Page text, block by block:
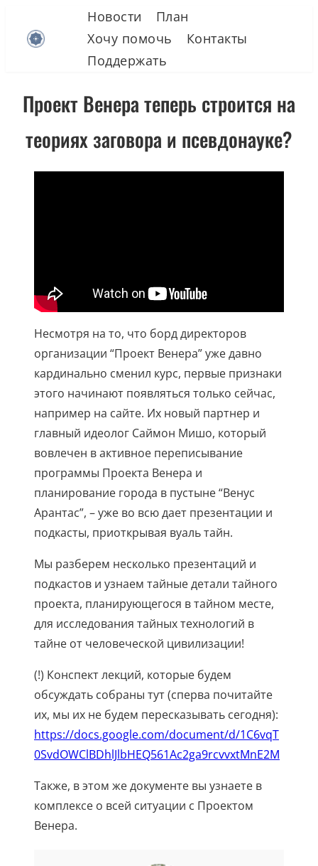
Новости
План
Хочу помочь
Контакты
Поддержать
Проект Венера теперь строится на
теориях заговора и псевдонауке?
Несмотря на то, что борд директоров
организации “Проект Венера” уже давно
кардинально сменил курс, первые признаки
этого начинают появляться только сейчас,
например на сайте. Их новый партнер и
главный идеолог Саймон Мишо, который
вовлечен в активное переписывание
программы Проекта Венера и
планирование города в пустыне “Венус
Арантас”, – уже во всю дает презентации и
подкасты, приоткрывая вуаль тайн.
Мы разберем несколько презентаций и
подкастов и узнаем тайные детали тайного
проекта, планирующегося в тайном месте,
для исследования тайных технологий в
тайне от человеческой цивилизации!
(!) Конспект лекций, которые будем
обсуждать собраны тут (сперва почитайте
их, мы их не будем пересказывать сегодня):
https://docs.google.com/document/d/1C6vqT
0SvdOWClBDhlJlbHEQ561Ac2ga9rcvvxtMnE2M
Также, в этом же документе вы узнаете в
комплексе о всей ситуации с Проектом
Венера.